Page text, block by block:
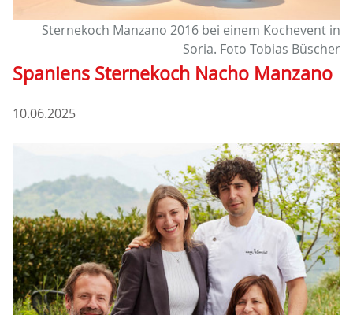
Sternekoch Manzano 2016 bei einem Kochevent in
Soria. Foto Tobias Büscher
Spaniens Sternekoch Nacho Manzano
10.06.2025